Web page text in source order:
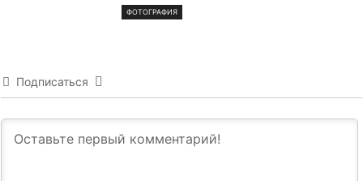
ФОТОГРАФИЯ
Подписаться